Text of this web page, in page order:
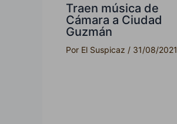
Traen música de
Cámara a Ciudad
Guzmán
Por El Suspicaz / 31/08/2021